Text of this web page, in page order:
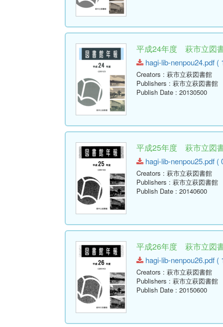
平成24年度 萩市立図
hagi-lib-nenpou24.pdf (
Creators : 萩市立萩図書館
Publishers : 萩市立萩図書館
Publish Date : 20130500
平成25年度 萩市立図
hagi-lib-nenpou25.pdf (
Creators : 萩市立萩図書館
Publishers : 萩市立萩図書館
Publish Date : 20140600
平成26年度 萩市立図
hagi-lib-nenpou26.pdf (
Creators : 萩市立萩図書館
Publishers : 萩市立萩図書館
Publish Date : 20150600